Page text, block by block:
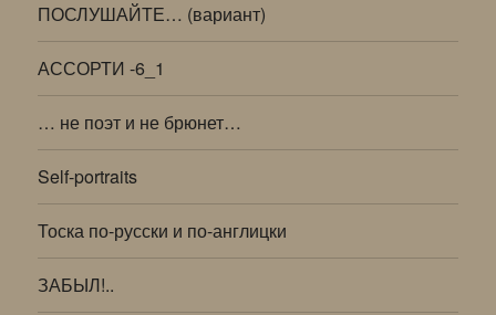
ПОСЛУШАЙТЕ… (вариант)
АССОРТИ -6_1
… не поэт и не брюнет…
Self-portraits
Тоска по-русски и по-англицки
ЗАБЫЛ!..